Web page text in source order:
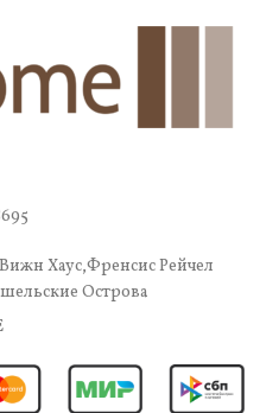
Хаус,Френсис Рейчел
Острова